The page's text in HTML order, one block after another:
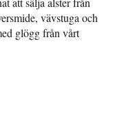
vävstuga och
glögg från vårt